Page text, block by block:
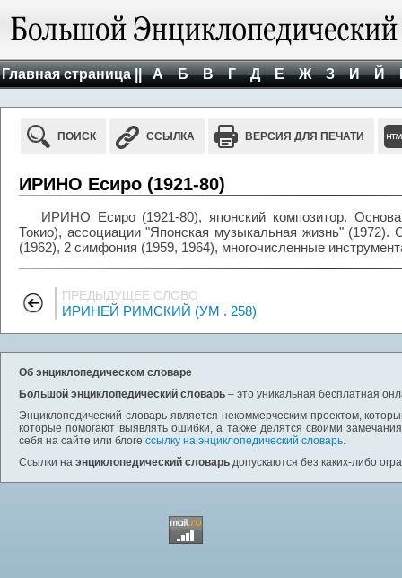
Главная страница || А Б В Г Д Е Ж З И Й
ПОИСК ССЫЛКА ВЕРСИЯ ДЛЯ ПЕЧАТИ
ИРИНО Есиро (1921-80)
ИРИНО Есиро (1921-80), японский композитор.
Токио), ассоциации "Японская музыкальная жизнь"
(1962), 2 симфония (1959, 1964), многочисленные
ПРЕДЫДУЩЕЕ СЛОВО
ИРИНЕЙ РИМСКИЙ (УМ . 258)
Об энциклопедическом словаре
Большой энциклопедический словарь – это уникальная бесплатная
Энциклопедический словарь является некоммерческим проектом,
которые помогают выявлять ошибки, а также делятся своими
себя на сайте или блоге ссылку на энциклопедический словарь.
Ссылки на энциклопедический словарь допускаются без каких-либо